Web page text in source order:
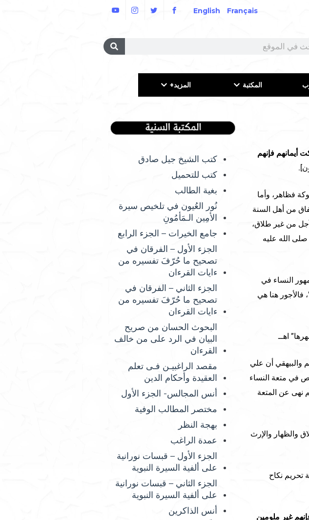
Français
English
المكتبة المزيد+
أو ما ملكت أيمانهم فإنهم
فظاهر، وأما
من أهل السنة
من غير طلاق،
الله عليه
النساء في
فالأجور هنا هي
اهــ
والبيهقي أن علي
في متعة النساء
نهى عن المتعة
والظهار والإرث
تحريم نكاح
غير ملومين
كتب الشيخ جيل صادق
كتب للتحميل
بغية الطالب
نُور العُيون في تلخيص سيرة
الأمِين الـمَأمُونِ
جامع الخيرات – الجزء الرابع
الجزء الأول – الفرقان في
تصحيح ما حُرّفَ تفسيره من
ءايات القرءان
الجزء الثاني – الفرقان في
تصحيح ما حُرّفَ تفسيره من
ءايات القرءان
البحوث الحسان من صريح
البيان في الرد على من خالف
القرءان
مقصد الراغبيـن فـى تعلم
العقيدة وأحكام الدين
أنس المجالس- الجزء الأول
مختصر المطالب الوفية
بهجة النظر
عمدة الراغب
الجزء الأول – قبسات نورانية
على ألفية السيرة النبوية
الجزء الثاني – قبسات نورانية
على ألفية السيرة النبوية
أنس الذاكرين